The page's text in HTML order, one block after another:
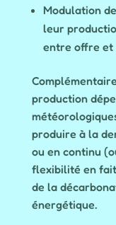
Modulation
leur
entre offre et
production
produire à la
ou en continu
flexibilité en
de la
énergétique.